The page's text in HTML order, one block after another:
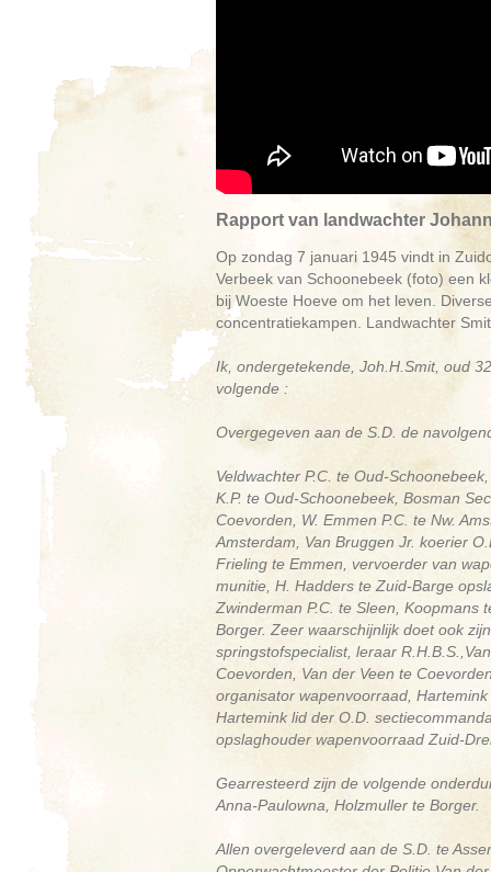
Rapport van landwachter
Op zondag 7 januari 1945 vindt in
Verbeek van Schoonebeek (foto) een
bij Woeste Hoeve om het leven.
concentratiekampen. Landwachter
Ik, ondergetekende, Joh.H.Smit, oud
volgende :
Overgegeven aan de S.D. de
Veldwachter P.C. te Oud-
K.P. te Oud-Schoonebeek, Bosman
Coevorden, W. Emmen P.C. te Nw.
Amsterdam, Van Bruggen Jr. koerier
Frieling te Emmen, vervoerder van
munitie, H. Hadders te Zuid-Barge
Zwinderman P.C. te Sleen, Koopmans
Borger. Zeer waarschijnlijk doet ook
springstofspecialist, leraar
Coevorden, Van der Veen te
organisator wapenvoorraad,
Hartemink lid der O.D.
opslaghouder wapenvoorraad Zuid-
Gearresteerd zijn de volgende
Anna-Paulowna, Holzmuller te Borger.
Allen overgeleverd aan de S.D. te